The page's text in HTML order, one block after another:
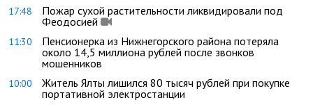
17:48
Пожар сухой растительности ликвидировали под
Феодосией
11:30
Пенсионерка из Нижнегорского района потеряла
около 14,5 миллиона рублей после звонков
мошенников
10:00
Житель Ялты лишился 80 тысяч рублей при покупке
портативной электростанции